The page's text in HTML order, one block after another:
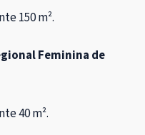
150 m².
Feminina de
40 m².